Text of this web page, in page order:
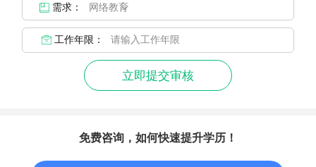
需求：
工作年限：
立即提交审核
免费咨询，如何快速提升学历！